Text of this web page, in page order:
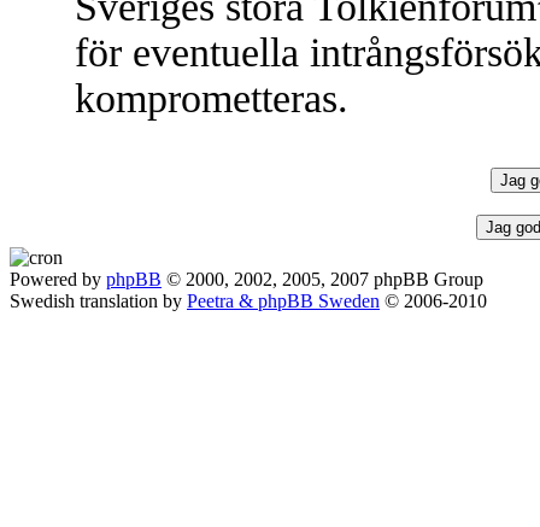
för eventuella
komprometteras.
Powered by phpBB © 2000, 2002, 2005, 2007 phpBB Group
Swedish translation by Peetra & phpBB Sweden © 2006-2010